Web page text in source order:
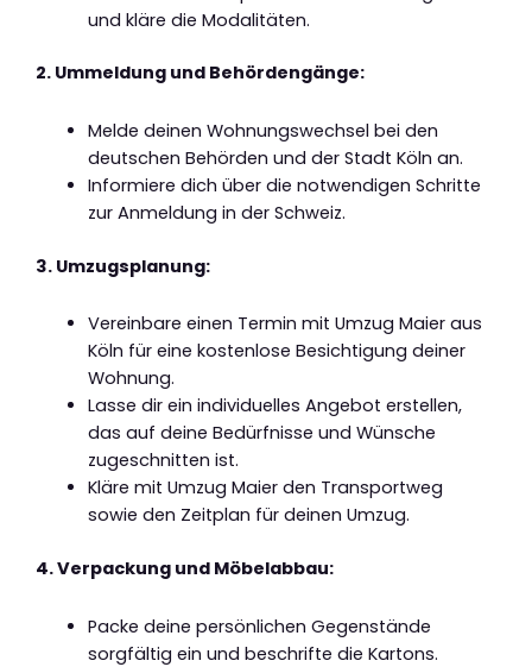
und kläre die Modalitäten.
2. Ummeldung und Behördengänge:
Melde deinen Wohnungswechsel bei den
deutschen Behörden und der Stadt Köln an.
Informiere dich über die notwendigen Schritte
zur Anmeldung in der Schweiz.
3. Umzugsplanung:
Vereinbare einen Termin mit Umzug Maier aus
Köln für eine kostenlose Besichtigung deiner
Wohnung.
Lasse dir ein individuelles Angebot erstellen,
das auf deine Bedürfnisse und Wünsche
zugeschnitten ist.
Kläre mit Umzug Maier den Transportweg
sowie den Zeitplan für deinen Umzug.
4. Verpackung und Möbelabbau:
Packe deine persönlichen Gegenstände
sorgfältig ein und beschrifte die Kartons.